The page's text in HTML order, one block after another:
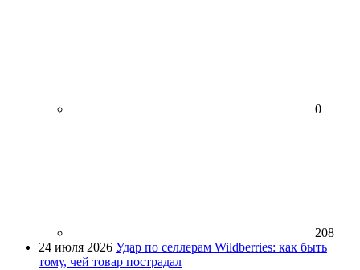
0
208
24 июля 2026 Удар по селлерам Wildberries: как быть
тому, чей товар пострадал